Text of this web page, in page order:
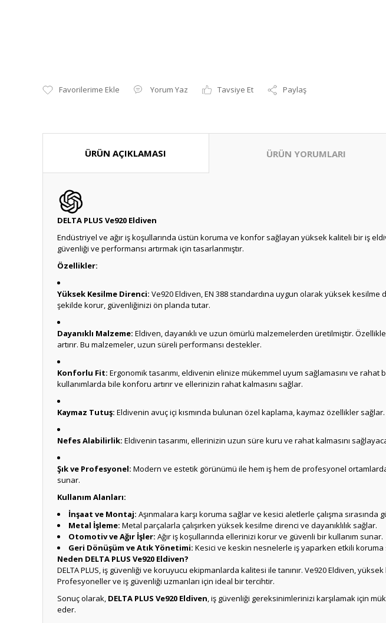
Yorum Yaz Tavsiye Et Paylaş
ÜRÜN AÇIKLAMASI ÜRÜN YORUMLARI
DELTA PLUS Ve920 Eldiven
Endüstriyel ve ağır iş koşullarında üstün koruma ve konfor sağlayan yüksek kaliteli bir iş
güvenliği ve performansı artırmak için tasarlanmıştır.
Özellikler:
Yüksek Kesilme Direnci: Ve920 Eldiven, EN 388 standardına uygun olarak yüksek
şekilde korur, güvenliğinizi ön planda tutar.
Dayanıklı Malzeme: Eldiven, dayanıklı ve uzun ömürlü malzemelerden üretilmiştir. Özellikle
artırır. Bu malzemeler, uzun süreli performansı destekler.
Konforlu Fit: Ergonomik tasarımı, eldivenin elinize mükemmel uyum sağlamasını ve rahat
kullanımlarda bile konforu artırır ve ellerinizin rahat kalmasını sağlar.
Kaymaz Tutuş: Eldivenin avuç içi kısmında bulunan özel kaplama, kaymaz özellikler
Nefes Alabilirlik: Eldivenin tasarımı, ellerinizin uzun süre kuru ve rahat kalmasını
Şık ve Profesyonel: Modern ve estetik görünümü ile hem iş hem de profesyonel ortamlarda
sunar.
Kullanım Alanları:
İnşaat ve Montaj: Aşınmalara karşı koruma sağlar ve kesici aletlerle çalışma sırasında
Metal İşleme: Metal parçalarla çalışırken yüksek kesilme direnci ve dayanıklılık sağlar.
Otomotiv ve Ağır İşler: Ağır iş koşullarında ellerinizi korur ve güvenli bir kullanım sunar.
Geri Dönüşüm ve Atık Yönetimi: Kesici ve keskin nesnelerle iş yaparken etkili koruma
Neden DELTA PLUS Ve920 Eldiven?
DELTA PLUS, iş güvenliği ve koruyucu ekipmanlarda kalitesi ile tanınır. Ve920 Eldiven,
Profesyoneller ve iş güvenliği uzmanları için ideal bir tercihtir.
Sonuç olarak, DELTA PLUS Ve920 Eldiven, iş güvenliği gereksinimlerinizi karşılamak için
eder.